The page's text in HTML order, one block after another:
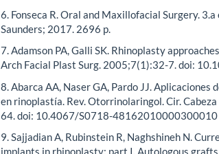
6. Fonseca R. Oral and Maxillofacial Surgery.
Saunders; 2017. 2696 p.
7. Adamson PA, Galli SK. Rhinoplasty
Arch Facial Plast Surg. 2005;7(1):32-7. doi:
8. Abarca AA, Naser GA, Pardo JJ. Aplicaciones
en rinoplastía. Rev. Otorrinolaringol. Cir.
64. doi: 10.4067/S0718-48162010000300010
9. Sajjadian A, Rubinstein R, Naghshineh N.
implants in rhinoplasty: part I. Autologous